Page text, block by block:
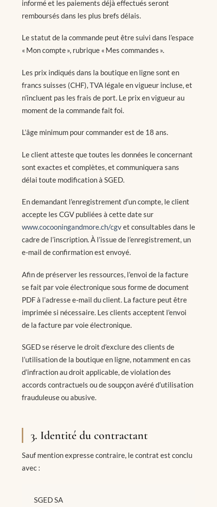
informé et les paiements déjà effectués seront
remboursés dans les plus brefs délais.
Le statut de la commande peut être suivi dans l’espace
« Mon compte », rubrique « Mes commandes ».
Les prix indiqués dans la boutique en ligne sont en
francs suisses (CHF), TVA légale en vigueur incluse, et
n’incluent pas les frais de port. Le prix en vigueur au
moment de la commande fait foi.
L’âge minimum pour commander est de 18 ans.
Le client atteste que toutes les données le concernant
sont exactes et complètes, et communiquera sans
délai toute modification à SGED.
En demandant l’enregistrement d’un compte, le client
accepte les CGV publiées à cette date sur
www.cocooningandmore.ch/cgvet consultables dans le
cadre de l’inscription. À l’issue de l’enregistrement, un
e-mail de confirmation est envoyé.
Afin de préserver les ressources, l’envoi de la facture
se fait par voie électronique sous forme de document
PDF à l’adresse e-mail du client. La facture peut être
imprimée si nécessaire. Les clients acceptent l’envoi
de la facture par voie électronique.
SGED se réserve le droit d’exclure des clients de
l’utilisation de la boutique en ligne, notamment en cas
d’infraction au droit applicable, de violation des
accords contractuels ou de soupçon avéré d’utilisation
frauduleuse ou abusive.
3. Identité du contractant
Sauf mention expresse contraire, le contrat est conclu
avec :
SGED SA